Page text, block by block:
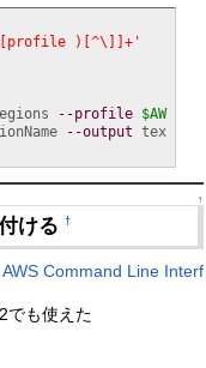
)[^\]]+'
--profile $AW
--output tex
↑
ける†
Command Line Interf
でも使えた